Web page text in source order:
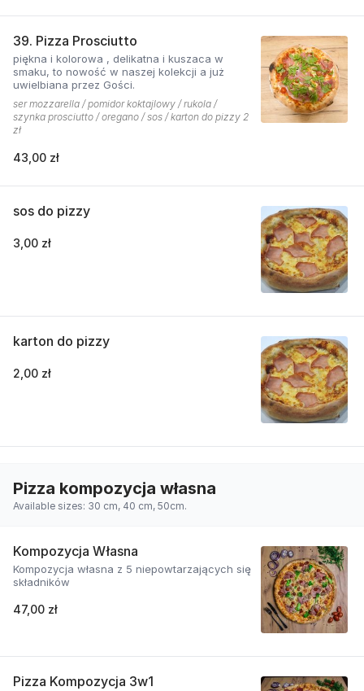
boją się poznawać nowych połączeń.
39. Pizza Prosciutto
piękna i kolorowa , delikatna i kuszaca w
smaku, to nowość w naszej kolekcji a już
uwielbiana przez Gości.
ser mozzarella / pomidor koktajlowy / rukola /
szynka prosciutto / oregano / sos / karton do pizzy 2
zł
43,00 zł
sos do pizzy
3,00 zł
karton do pizzy
2,00 zł
Pizza kompozycja własna
Available sizes: 30 cm, 40 cm, 50cm.
Kompozycja Własna
Kompozycja własna z 5 niepowtarzających się
składników
47,00 zł
Pizza Kompozycja 3w1